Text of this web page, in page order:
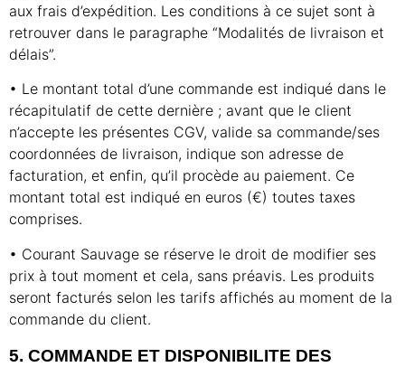
aux frais d’expédition. Les conditions à ce sujet sont à
retrouver dans le paragraphe “Modalités de livraison et
délais”.
• Le montant total d’une commande est indiqué dans le
récapitulatif de cette dernière ; avant que le client
n’accepte les présentes CGV, valide sa commande/ses
coordonnées de livraison, indique son adresse de
facturation, et enfin, qu’il procède au paiement. Ce
montant total est indiqué en euros (€) toutes taxes
comprises.
• Courant Sauvage se réserve le droit de modifier ses
prix à tout moment et cela, sans préavis. Les produits
seront facturés selon les tarifs affichés au moment de la
commande du client.
5. COMMANDE ET DISPONIBILITE DES